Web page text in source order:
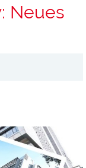
Neues